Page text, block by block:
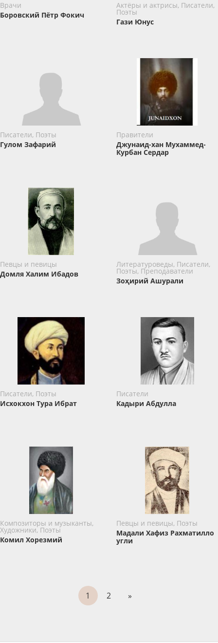
Врачи
Боровский Пётр Фокич
Актёры и актрисы, Писатели,
Поэты
Гази Юнус
Писатели, Поэты
Гулом Зафарий
Правители
Джунаид-хан Мухаммед-
Курбан Сердар
Певцы и певицы
Домля Халим Ибадов
Литературоведы, Писатели,
Поэты, Преподаватели
Зоҳирий Ашурали
Писатели, Поэты
Исхокхон Тура Ибрат
Писатели
Кадыри Абдулла
Композиторы и музыканты,
Художники, Поэты
Комил Хорезмий
Певцы и певицы, Поэты
Мадали Хафиз Рахматилло
угли
1 2 »